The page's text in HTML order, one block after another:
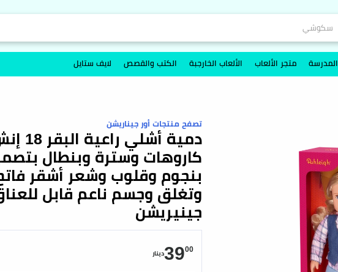
المدرسة متجر الألعاب الألعاب الخارجبة الكتب والقصص لايف ستايل
تصفح منتجات أور جيناريشن
كاروهات وسترة وبنطال
بنجوم وقلوب وشعر أشقر
جينيريشن
3900 دينار